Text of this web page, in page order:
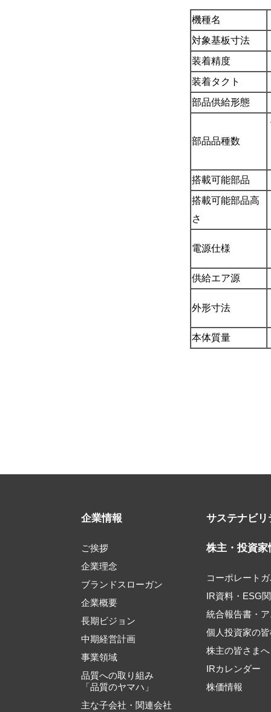
機種名
対象基板寸法
装着精度
装着タクト
部品供給形態
部品品種数
搭載可能部品
搭載可能部品高
さ
電源仕様
供給エア源
外形寸法
本体質量
企業情報
ご挨拶
企業理念
ブランドスローガン
企業概要
長期ビジョン
中期経営計画
事業領域
品質への取り組み
「品質のヤマハ」
主な子会社・関連会社
サステナビリ
株主・投資家
コーポレート
IR資料・ESG
統合報告書・
個人投資家の
株主の皆さまへ
IRカレンダー
株価情報